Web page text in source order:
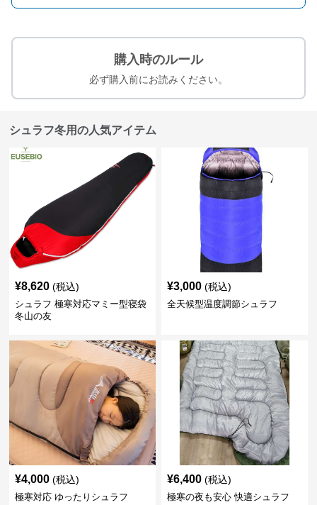
購入時のルール
必ず購入前にお読みください。
シュラフ冬用の人気アイテム
¥8,620 (税込)
シュラフ 極寒対応マミー型寝袋
冬山の友
¥3,000 (税込)
全天候型温度調節シュラフ
¥4,000 (税込)
極寒対応 ゆったりシュラフ
¥6,400 (税込)
極寒の夜も安心 快適シュラフ